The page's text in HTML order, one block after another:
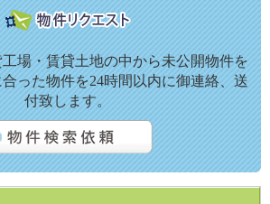
場・賃貸土地の中から未公開物件を
った物件を24時間以内に御連絡、送
付致します。